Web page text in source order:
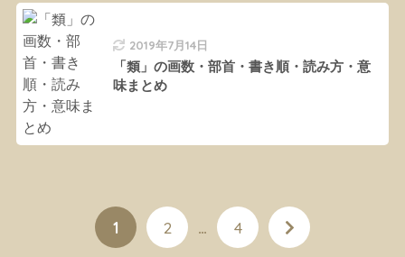
2019年7月14日
「類」の画数・部首・書き順・読み方・意
味まとめ
1 2 … 4